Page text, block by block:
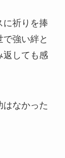
に祈りを捧
強い絆と
返しても感
はなかった